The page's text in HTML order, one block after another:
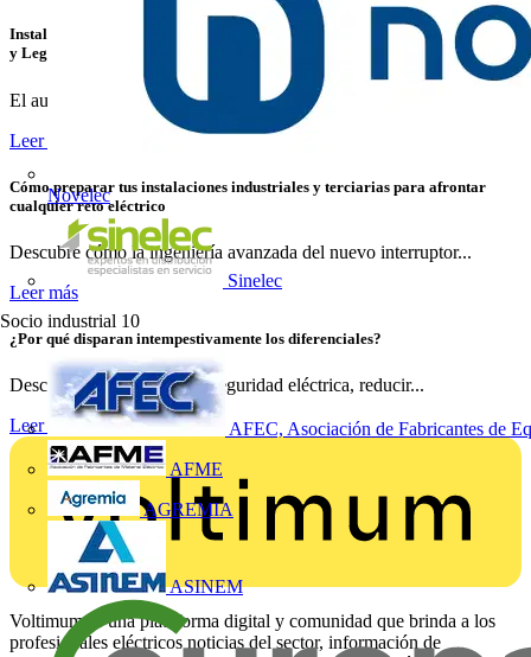
Novelec
Sinelec
Socio industrial 10
AFEC, Asociación de Fabricantes de
AFME
AGREMIA
ASINEM
Instalaciones de Recarga para Vehículo Eléctrico: Cómo Instalar, Verificar
y Legalizar con Éxito
El auge del vehículo eléctrico está transformando el...
Leer más
Cómo preparar tus instalaciones industriales y terciarias para afrontar
cualquier reto eléctrico
Descubre cómo la ingeniería avanzada del nuevo interruptor...
Leer más
¿Por qué disparan intempestivamente los diferenciales?
Descubre cómo mejorar la seguridad eléctrica, reducir...
Leer más
Voltimum es una plataforma digital y comunidad que brinda a los
profesionales eléctricos noticias del sector, información de